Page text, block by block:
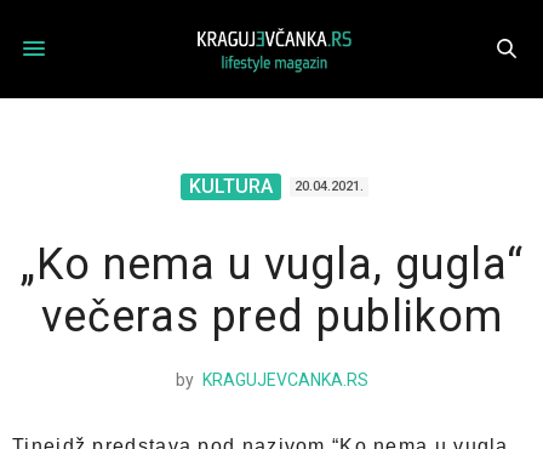
KULTURA 20.04.2021.
„Ko nema u vugla, gugla“
večeras pred publikom
by KRAGUJEVCANKA.RS